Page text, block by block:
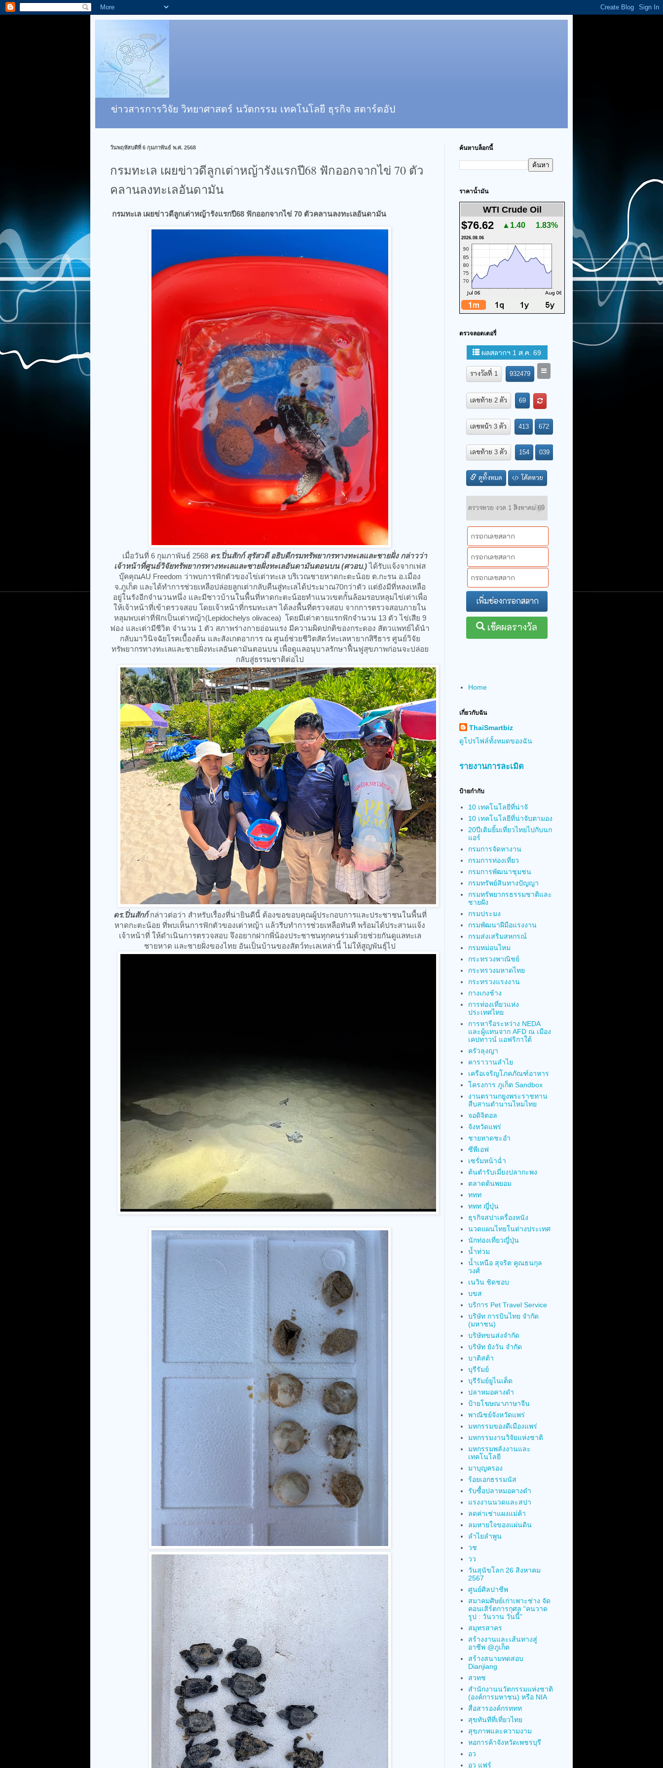
ข่าวสารการวิจัย วิทยาศาสตร์ นวัตกรรม เทคโนโลยี ธุรกิจ สตาร์ตอัป
วันพฤหัสบดีที่ 6 กุมภาพันธ์ พ.ศ. 2568
กรมทะเล เผยข่าวดีลูกเต่าหญ้ารังแรกปี68 ฟักออกจากไข่ 70 ตัว
คลานลงทะเลอันดามัน
กรมทะเล เผยข่าวดีลูกเต่าหญ้ารังแรกปี68 ฟักออกจากไข่ 70 ตัวคลานลงทะเลอันดามัน
เมื่อวันที่ 6 กุมภาพันธ์ 2568 ดร.ปิ่นสักก์ สุรัสวดี อธิบดีกรมทรัพยากรทางทะเลและชายฝั่ง กล่าวว่า
เจ้าหน้าที่ศูนย์วิจัยทรัพยากรทางทะเลและชายฝั่งทะเลอันดามันตอนบน (ศวอบ.)ได้รับแจ้งจากเฟส
บุ๊คคุณAU Freedom ว่าพบการฟักตัวของไข่เต่าทะเล บริเวณชายหาดกะตะน้อย ต.กะรน อ.เมือง
จ.ภูเก็ต และได้ทำการช่วยเหลือปล่อยลูกเต่ากลับคืนสู่ทะเลได้ประมาณ70กว่าตัว แต่ยังมีที่หลงเหลือ
อยู่ในรังอีกจำนวนหนึ่ง และมีชาวบ้านในพื้นที่หาดกะตะน้อยทำแนวเขตกั้นล้อมรอบหลุมไข่เต่าเพื่อ
ให้เจ้าหน้าที่เข้าตรวจสอบ โดยเจ้าหน้าที่กรมทะเลฯ ได้ลงพื้นที่ตรวจสอบ จากการตรวจสอบภายใน
หลุมพบเต่าที่ฟักเป็นเต่าหญ้า(Lepidochelys olivacea) โดยมีเต่าตายแรกฟักจำนวน 13 ตัว ไข่เสีย 9
ฟอง และเต่ามีชีวิต จำนวน 1 ตัว สภาพร่างกายอ่อนแรง มีความผิดปกติของกระดอง สัตวแพทย์ได้นำ
กลับมาวินิจฉัยโรคเบื้องต้น และสังเกตอาการ ณ ศูนย์ช่วยชีวิตสัตว์ทะเลหายากสิรีธาร ศูนย์วิจัย
ทรัพยากรทางทะเลและชายฝั่งทะเลอันดามันตอนบน เพื่อดูแลอนุบาลรักษาฟื้นฟูสุขภาพก่อนจะปล่อย
กลับสู่ธรรมชาติต่อไป
ดร.ปิ่นสักก์กล่าวต่อว่า สำหรับเรื่องที่น่ายินดีนี้ ต้องขอขอบคุณผู้ประกอบการและประชาชนในพื้นที่
หาดกะตะน้อย ที่พบเห็นการฟักตัวของเต่าหญ้า แล้วรีบทำการช่วยเหลือทันที พร้อมได้ประสานแจ้ง
เจ้าหน้าที่ ให้ดำเนินการตรวจสอบ จึงอยากฝากพี่น้องประชาชนทุกคนร่วมด้วยช่วยกันดูแลทะเล
ชายหาด และชายฝั่งของไทย อันเป็นบ้านของสัตว์ทะเลเหล่านี้ ไม่ให้สูญพันธุ์ไป
ค้นหาบล็อกนี้
ราคาน้ำมัน
WTI Crude Oil
$76.62 ▲1.40 1.83%
2026.08.06
ตรวจลอตเตอรี่
Home
เกี่ยวกับฉัน
ThaiSmartbiz
ดูโปรไฟล์ทั้งหมดของฉัน
รายงานการละเมิด
ป้ายกำกับ
10 เทคโนโลยีที่น่าจั
10 เทคโนโลยีที่น่าจับตามอง
20ปีเติมยิ้มเที่ยวไทยไปกับนก
แอร์
กรมการจัดหางาน
กรมการท่องเที่ยว
กรมการพัฒนาชุมชน
กรมทรัพย์สินทางปัญญา
กรมทรัพยากรธรรมชาติและ
ชายฝั่ง
กรมประมง
กรมพัฒนาฝีมือแรงงาน
กรมส่งเสริมสหกรณ์
กรมหม่อนไหม
กระทรวงพาณิชย์
กระทรวงมหาดไทย
กระทรวงแรงงาน
กางเกงช้าง
การท่องเที่ยวแห่ง
ประเทศไทย
การหารือระหว่าง NEDA
และผู้แทนจาก AFD ณ เมือง
เคปทาวน์ แอฟริกาใต้
ครัวลุงญา
คาราวานลำไย
เครือเจริญโภคภัณฑ์อาหาร
โครงการ ภูเก็ต Sandbox
งานตรานกยูงพระราชทาน
สืบสานตำนานไหมไทย
จอดิจิตอล
จังหวัดแพร่
ชายหาดชะอำ
ซีพีเอฟ
เซรั่มหน้าฉ่ำ
ต้นตำรับเมี่ยงปลากะพง
ตลาดต้นพยอม
ททท
ททท ญี่ปุ่น
ธุรกิจสปาเครื่องหนัง
นวดแผนไทยในต่างประเทศ
นักท่องเที่ยวญี่ปุ่น
น้ำท่วม
น้ำเหนือ สุจริต คูณธนกุล
วงศ์
เนวิน ชิดชอบ
บขส
บริการ Pet Travel Service
บริษัท การบินไทย จำกัด
(มหาชน)
บริษัทขนส่งจำกัด
บริษัท ยังวัน จำกัด
บาติสต้า
บุรีรัมย์
บุรีรัมย์ยูไนเต็ด
ปลาหมอคางดำ
ป้ายโฆษณาภาษาจีน
พาณิชย์จังหวัดแพร่
มหกรรมของดีเมืองแพร่
มหกรรมงานวิจัยแห่งชาติ
มหกรรมพลังงานและ
เทคโนโลยี
มาบุญครอง
ร้อยเอกธรรมนัส
รับซื้อปลาหมอคางดำ
แรงงานนวดและสปา
ลดค่าเช่าแผงแม่ค้า
ลมหายใจของแผ่นดิน
ลำไยลำพูน
วช
วว
วันสุนัขโลก 26 สิงหาคม
2567
ศูนย์ศิลปาชีพ
สมาคมศิษย์เก่าเพาะช่าง จัด
คอนเสิร์ตการกุศล “คนวาด
รูป : วันวาน วันนี้”
สมุทรสาคร
สร้างงานและเส้นทางสู่
อาชีพ @ภูเก็ต
สร้างสนามทดสอบ
Dianjiang
สวทช
สำนักงานนวัตกรรมแห่งชาติ
(องค์การมหาชน) หรือ NIA
สื่อสารองค์กรททท
สุขทันทีที่เที่ยวไทย
สุขภาพและความงาม
หอการค้าจังหวัดเพชรบุรี
อว
อว แฟร์